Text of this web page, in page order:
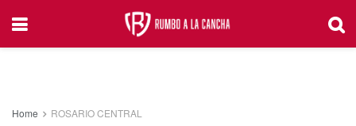
Home ROSARIO CENTRAL